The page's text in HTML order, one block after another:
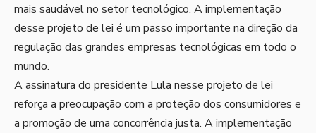
mais saudável no setor tecnológico. A implementação
desse projeto de lei é um passo importante na direção da
regulação das grandes empresas tecnológicas em todo o
mundo.
A assinatura do presidente Lula nesse projeto de lei
reforça a preocupação com a proteção dos consumidores e
a promoção de uma concorrência justa. A implementação